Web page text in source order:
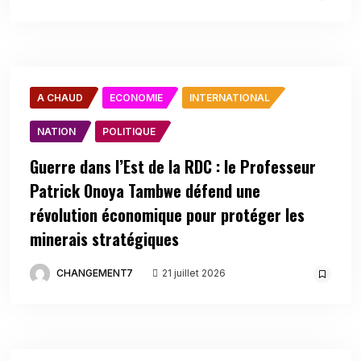
A CHAUD ECONOMIE INTERNATIONAL
NATION POLITIQUE
Guerre dans l’Est de la RDC : le Professeur
Patrick Onoya Tambwe défend une
révolution économique pour protéger les
minerais stratégiques
CHANGEMENT7 21 juillet 2026